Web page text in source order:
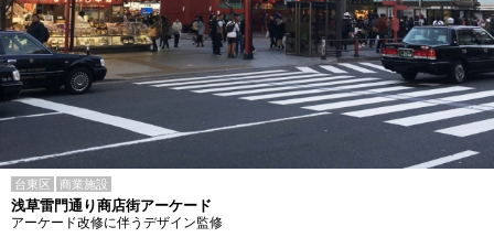
台東区 商業施設
浅草雷門通り商店街アーケード
アーケード改修に伴うデザイン監修